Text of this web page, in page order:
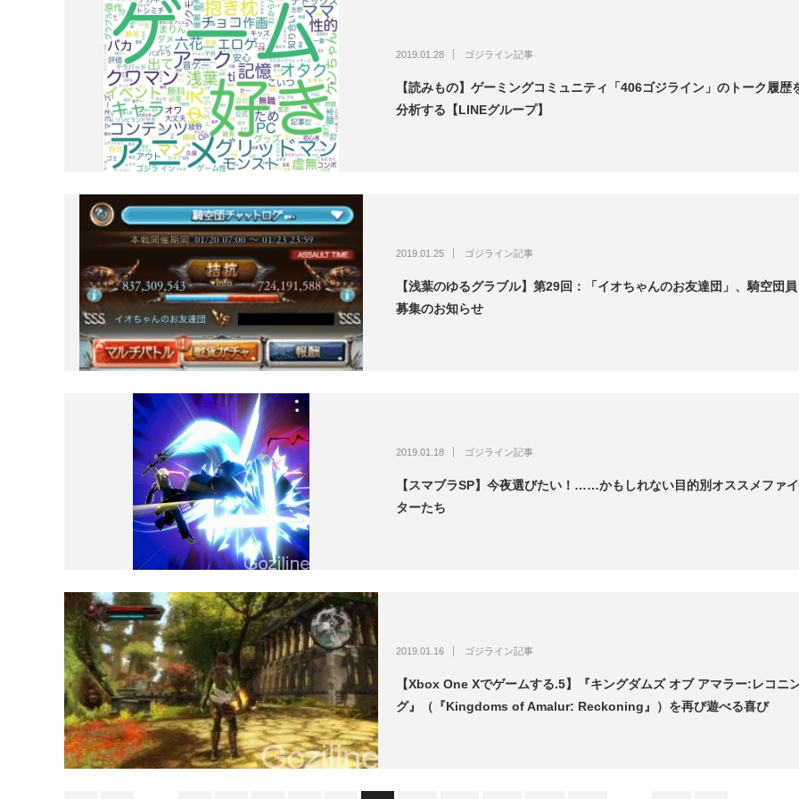
2019.01.28 ゴジライン記事
【読みもの】ゲーミングコミュニティ「406ゴジライン」のトーク履歴
分析する【LINEグループ】
2019.01.25 ゴジライン記事
【浅葉のゆるグラブル】第29回：「イオちゃんのお友達団」、騎空団員
募集のお知らせ
2019.01.18 ゴジライン記事
【スマブラSP】今夜選びたい！……かもしれない目的別オススメファイ
ターたち
2019.01.16 ゴジライン記事
【Xbox One Xでゲームする.5】『キングダムズ オブ アマラー:レコニ
グ』（『Kingdoms of Amalur: Reckoning』）を再び遊べる喜び